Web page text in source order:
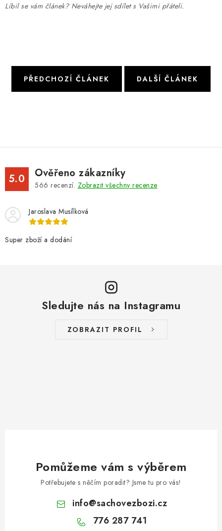
Líbil se vám článek? Neváhejte jej sdílet s Vašimi přáteli.
PŘEDCHOZÍ ČLÁNEK DALŠÍ ČLÁNEK
5.0 Ověřeno zákazníky
566 recenzí. Zobrazit všechny recenze
Jaroslava Musílková
Super zboží a dodání
Sledujte nás na Instagramu
ZOBRAZIT PROFIL
Pomůžeme vám s výběrem
Potřebujete s něčím poradit? Jsme tu pro vás!
info@sachovezbozi.cz
776 287 741